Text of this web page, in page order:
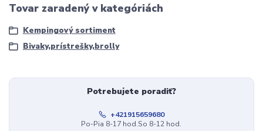
Tovar zaradený v kategóriách
Kempingový sortiment
Bivaky,prístrešky,brolly
Potrebujete poradiť?
+421915659680
Po-Pia 8-17 hod.So 8-12 hod.